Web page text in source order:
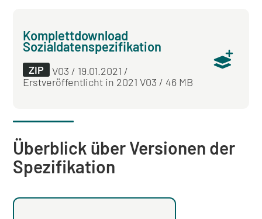
Komplettdownload
Sozialdatenspezifikation
ZIP
V03 / 19.01.2021 /
Erstveröffentlicht in 2021 V03 / 46 MB
Überblick über Versionen der
Spezifikation